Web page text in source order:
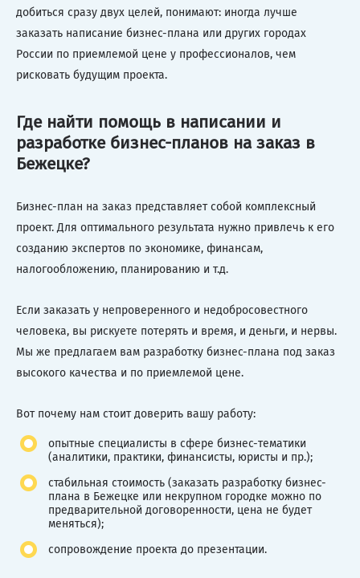
добиться сразу двух целей, понимают: иногда лучше
заказать написание бизнес-плана или других городах
России по приемлемой цене у профессионалов, чем
рисковать будущим проекта.
Где найти помощь в написании и
разработке бизнес-планов на заказ в
Бежецке?
Бизнес-план на заказ представляет собой комплексный
проект. Для оптимального результата нужно привлечь к его
созданию экспертов по экономике, финансам,
налогообложению, планированию и т.д.
Если заказать у непроверенного и недобросовестного
человека, вы рискуете потерять и время, и деньги, и нервы.
Мы же предлагаем вам разработку бизнес-плана под заказ
высокого качества и по приемлемой цене.
Вот почему нам стоит доверить вашу работу:
опытные специалисты в сфере бизнес-тематики
(аналитики, практики, финансисты, юристы и пр.);
стабильная стоимость (заказать разработку бизнес-
плана в Бежецке или некрупном городке можно по
предварительной договоренности, цена не будет
меняться);
сопровождение проекта до презентации.